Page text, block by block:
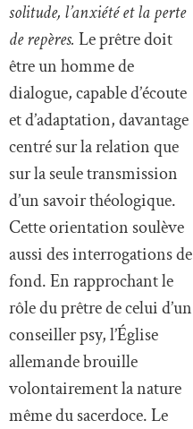
solitude, l’anxiété et la perte
de repères. Le prêtre doit
être un homme de
dialogue, capable d’écoute
et d’adaptation, davantage
centré sur la relation que
sur la seule transmission
d’un savoir théologique.
Cette orientation soulève
aussi des interrogations de
fond. En rapprochant le
rôle du prêtre de celui d’un
conseiller psy, l’Église
allemande brouille
volontairement la nature
même du sacerdoce. Le